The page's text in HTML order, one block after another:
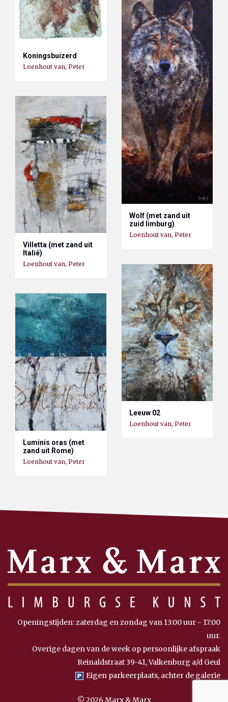
Koningsbuizerd
Loenhout van, Peter
Wolf (met zand uit
zuid limburg)
Loenhout van, Peter
Villetta (met zand uit
Italië)
Loenhout van, Peter
Leeuw 02
Loenhout van, Peter
Luminis oras (met
zand uit Rome)
Loenhout van, Peter
Openingstijden: zaterdag en zondag van 13:00 uur - 17:00
uur.
Overige dagen van de week op persoonlijke afspraak
Reinaldstraat 39-41, Valkenburg a/d Geul
Eigen parkeerplaats, achter de galerie
© 2026 Marx & Marx